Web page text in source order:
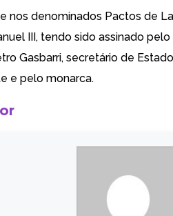
nos denominados Pactos de
III, tendo sido assinado
Gasbarri, secretário de
e pelo monarca.